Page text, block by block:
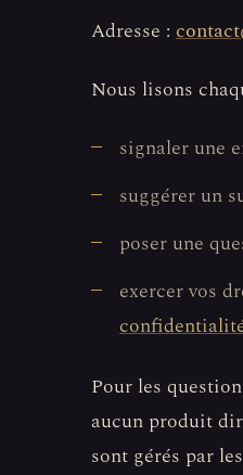
Adresse :
Nous lisons
signaler une
suggérer un
poser une
exercer vos
Pour les
aucun produit
sont gérés par